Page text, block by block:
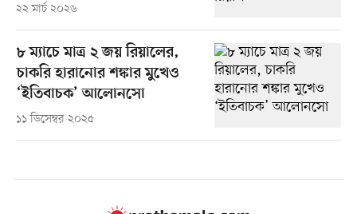
২২ মার্চ ২০২৬
৮ ম্যাচে মাত্র ২ জয় রিয়ালের,
চাকরি হারানোর শঙ্কার মুখেও
‘ইতিবাচক’ আলোনসো
১১ ডিসেম্বর ২০২৫